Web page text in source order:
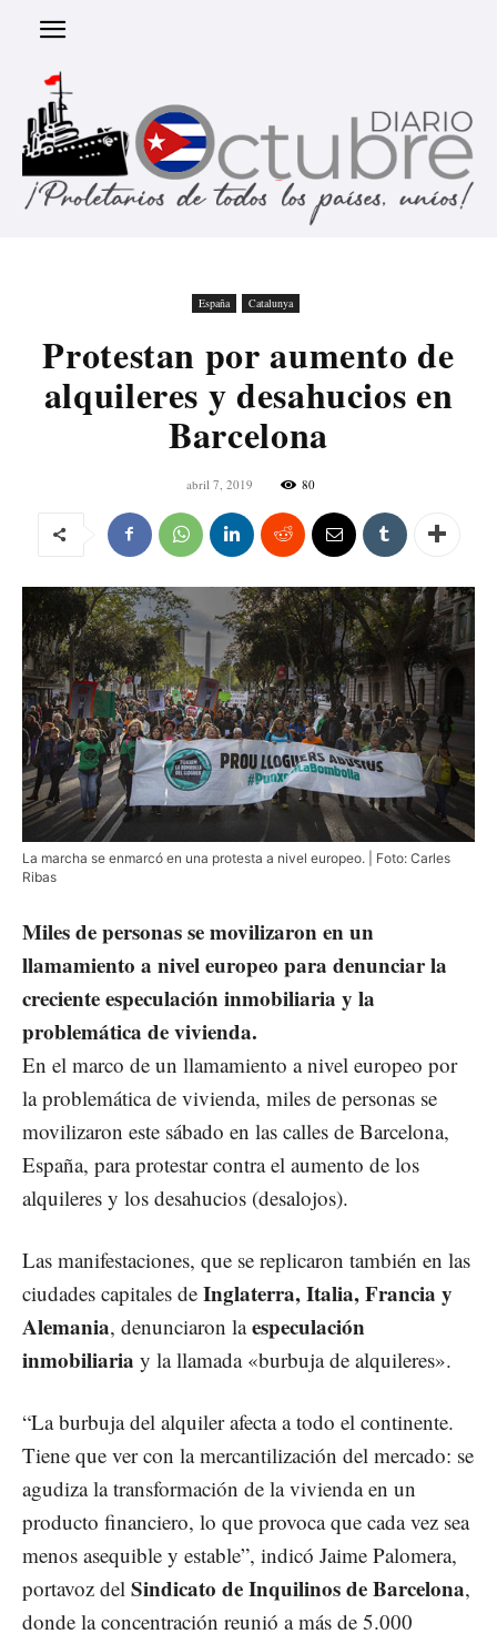
España Catalunya
Protestan por aumento de
alquileres y desahucios en
Barcelona
abril 7, 2019 80
La marcha se enmarcó en una protesta a nivel europeo. | Foto: Carles
Ribas
Miles de personas se movilizaron en un
llamamiento a nivel europeo para denunciar la
creciente especulación inmobiliaria y la
problemática de vivienda.
En el marco de un llamamiento a nivel europeo por
la problemática de vivienda, miles de personas se
movilizaron este sábado en las calles de Barcelona,
España, para protestar contra el aumento de los
alquileres y los desahucios (desalojos).
Las manifestaciones, que se replicaron también en las
ciudades capitales de Inglaterra, Italia, Francia y
Alemania, denunciaron laespeculación
inmobiliaria y la llamada «burbuja de alquileres».
“La burbuja del alquiler afecta a todo el continente.
Tiene que ver con la mercantilización del mercado: se
agudiza la transformación de la vivienda en un
producto financiero, lo que provoca que cada vez sea
menos asequible y estable”, indicó Jaime Palomera,
portavoz del Sindicato de Inquilinos de Barcelona,
donde la concentración reunió a más de 5.000